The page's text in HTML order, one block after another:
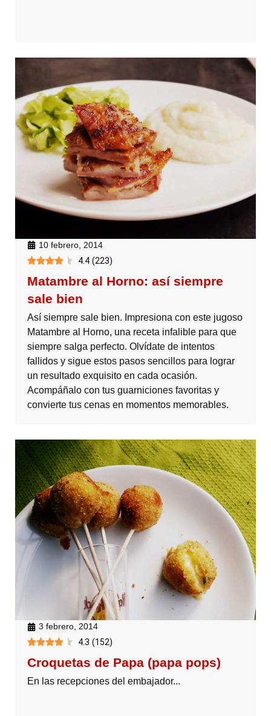
10 febrero, 2014
4.4 (223)
Matambre al Horno: así siempre
sale bien
Así siempre sale bien. Impresiona con este jugoso
Matambre al Horno, una receta infalible para que
siempre salga perfecto. Olvídate de intentos
fallidos y sigue estos pasos sencillos para lograr
un resultado exquisito en cada ocasión.
Acompáñalo con tus guarniciones favoritas y
convierte tus cenas en momentos memorables.
3 febrero, 2014
4.3 (152)
Croquetas de Papa (papa pops)
En las recepciones del embajador...